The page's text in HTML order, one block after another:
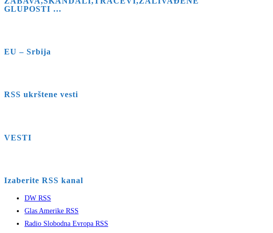
GLUPOSTI …
EU – Srbija
RSS ukrštene vesti
VESTI
Izaberite RSS kanal
DW RSS
Glas Amerike RSS
Radio Slobodna Evropa RSS